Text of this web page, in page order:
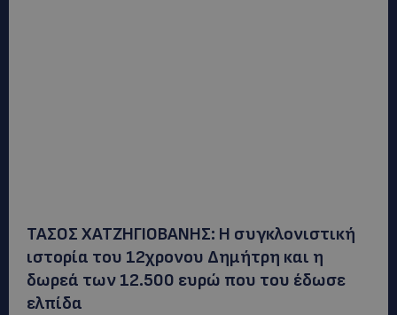
ΤΑΣΟΣ ΧΑΤΖΗΓΙΟΒΑΝΗΣ: Η συγκλονιστική
ιστορία του 12χρονου Δημήτρη και η
δωρεά των 12.500 ευρώ που του έδωσε
ελπίδα